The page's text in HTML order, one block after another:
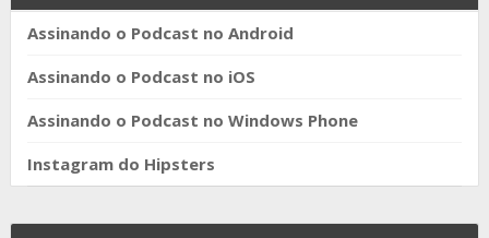
Assinando o Podcast no Android
Assinando o Podcast no iOS
Assinando o Podcast no Windows Phone
Instagram do Hipsters